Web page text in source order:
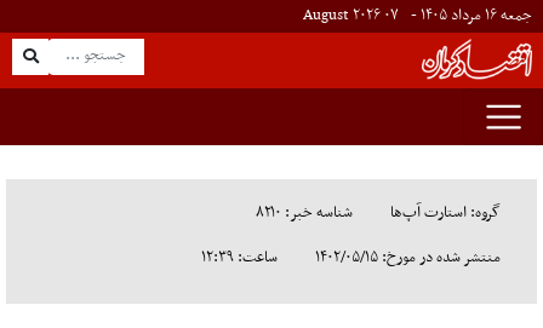
جمعه ۱۶ مرداد ۱۴۰۵ - ۰۷۲۰۲۶
گروه: استارت آپ‌ها
شناسه خبر: ۸۲۱۰
منتشر شده در مورخ: ۱۴۰۲/۰۵/۱۵
ساعت: ۱۲:۳۹